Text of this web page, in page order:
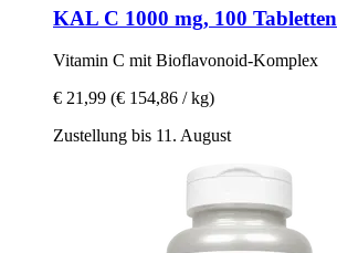
KAL C 1000 mg, 100 Tabletten
Vitamin C mit Bioflavonoid-​Komplex
€ 21,99 (€ 154,86 / kg)
Zustellung bis 11. August